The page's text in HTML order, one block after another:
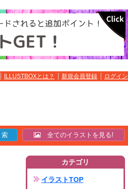
ILLUSTBOXとは？ 新規会員登録 ログイン
全てのイラストを見る!
カテゴリ
イラストTOP